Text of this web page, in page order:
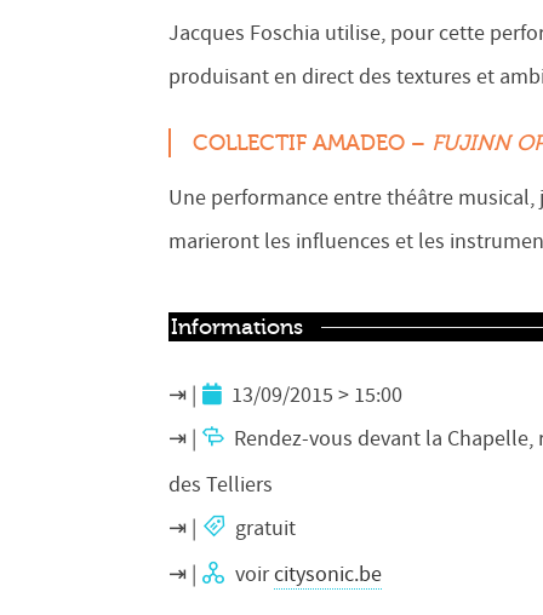
Jacques Foschia utilise, pour cette
produisant en direct des textures et
COLLECTIF AMADEO – FUJINN
Une performance entre théâtre
marieront les influences et les
Informations
13/09/2015 > 15:00
Rendez-vous devant la Chapelle,
des Telliers
gratuit
voircitysonic.be